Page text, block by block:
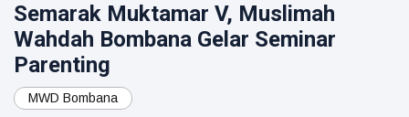
Semarak Muktamar V, Muslimah
Wahdah Bombana Gelar Seminar
Parenting
MWD Bombana